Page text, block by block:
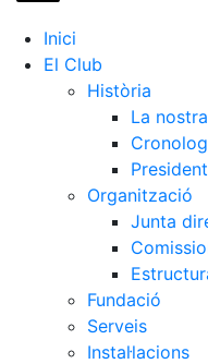
Inici
El Club
Història
La
Organització
Junta
Fundació
Serveis
Instal·lacions